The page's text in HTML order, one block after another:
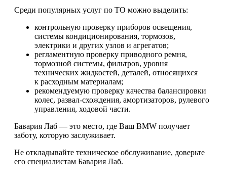
Среди популярных услуг по ТО можно выделить:
контрольную проверку приборов освещения,
системы кондиционирования, тормозов,
электрики и других узлов и агрегатов;
регламентную проверку приводного ремня,
тормозной системы, фильтров, уровня
технических жидкостей, деталей, относящихся
к расходным материалам;
рекомендуемую проверку качества балансировки
колес, развал-схождения, амортизаторов, рулевого
управления, ходовой части.
Бавария Лаб — это место, где Ваш BMW получает
заботу, которую заслуживает.
Не откладывайте техническое обслуживание, доверьте
его специалистам Бавария Лаб.